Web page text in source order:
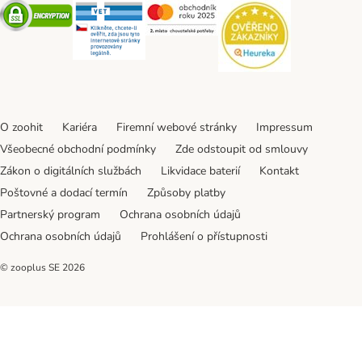
Security Security Security
O zoohit Kariéra Firemní webové stránky
Impressum
Všeobecné obchodní podmínky
Zde odstoupit od smlouvy
Zákon o digitálních službách
Likvidace baterií
Kontakt
Poštovné a dodací termín
Způsoby platby
Partnerský program
Ochrana osobních údajů
Ochrana osobních údajů
Prohlášení o přístupnosti
© zooplus SE 2026